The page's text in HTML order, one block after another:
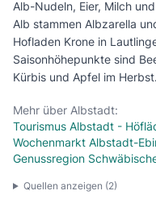
Alb-Nudeln, Eier, Milch
Alb stammen Albzarella
Hofladen Krone in
Saisonhöhepunkte sind
Kürbis und Apfel im Herbst.
Mehr über Albstadt:
Tourismus Albstadt -
Wochenmarkt Albstadt-
Genussregion
Quellen anzeigen (2)